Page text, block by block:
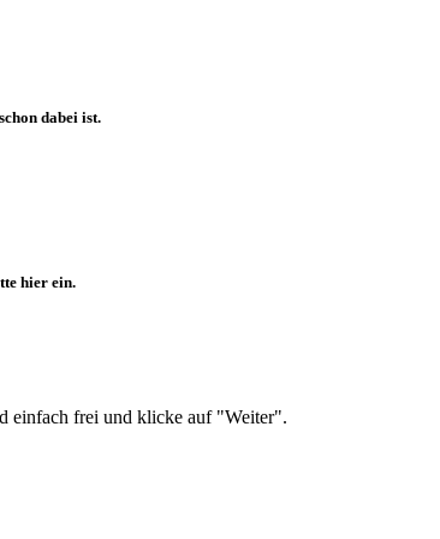
dabei ist.
hier ein.
einfach frei und klicke auf "Weiter".